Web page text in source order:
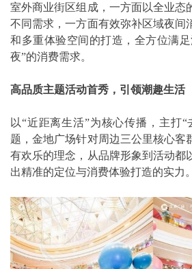
室外商业街区组成，一方面以全业态
不同需求，一方面有效弥补区域夜间
和多重体验空间的打造，全方位满
夜”的消费需求。
高品质主题活动首秀，引领潮趣生活
以“近距离生活”为核心传播，主打
题，金地广场针对周边三公里核心客
有欢乐的理念，从品牌形象到活动都
出精准的定位与消费体验打造的实力。